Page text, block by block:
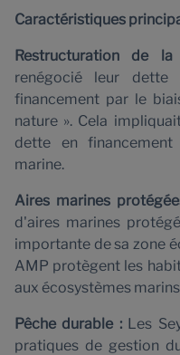
Caractéristiques
Restructuration de
renégocié leur
financement par le
nature ». Cela
dette en
marine.
Aires marines
d'aires marines
importante de sa zone
AMP protègent les
aux écosystèmes
Pêche durable :Les
pratiques de gestion